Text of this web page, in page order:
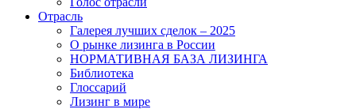
Отрасль
Галерея лучших сделок – 2025
О рынке лизинга в России
НОРМАТИВНАЯ БАЗА ЛИЗИНГА
Библиотека
Глоссарий
Лизинг в мире